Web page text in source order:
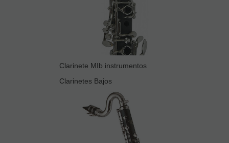
Clarinete MIb instrumentos
Clarinetes Bajos